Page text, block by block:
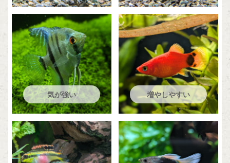
気が強い 増やしやすい